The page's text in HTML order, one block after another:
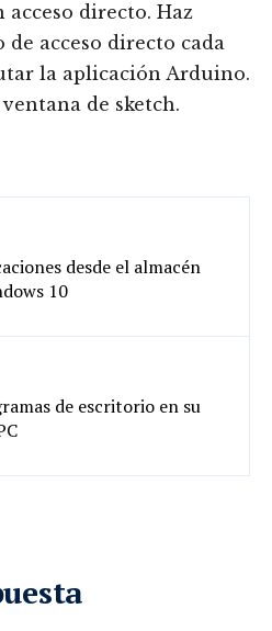
directo. Haz
acceso directo cada
la aplicación Arduino.
de sketch.
desde el almacén
10
de escritorio en su